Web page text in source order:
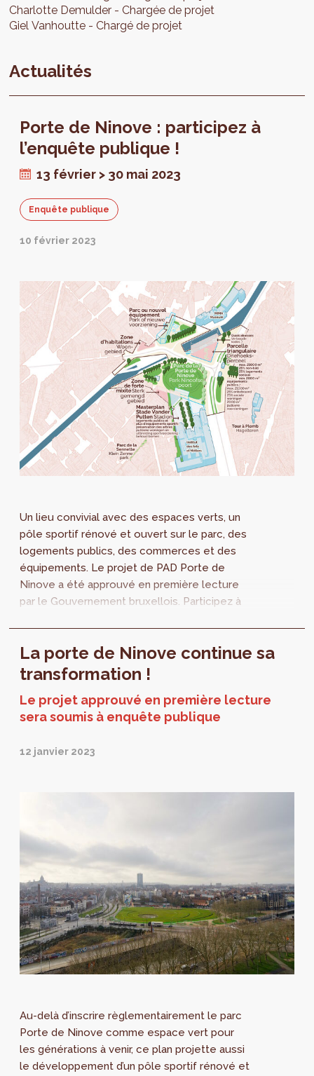
Charlotte Demulder
Chargée de projet
Giel Vanhoutte Chargé de projet
Actualités
Porte de Ninove : participez à
l’enquête publique !
13 février > 30 mai 2023
Enquête publique
10 février 2023
Un lieu convivial avec des espaces verts, un
pôle sportif rénové et ouvert sur le parc, des
logements publics, des commerces et des
équipements. Le projet de PAD Porte de
Ninove a été approuvé en première lecture
par le Gouvernement bruxellois. Participez à
La porte de Ninove continue sa
transformation !
Le projet approuvé en première lecture
sera soumis à enquête publique
12 janvier 2023
Au-delà d’inscrire règlementairement le parc
Porte de Ninove comme espace vert pour
les générations à venir, ce plan projette aussi
le développement d’un pôle sportif rénové et